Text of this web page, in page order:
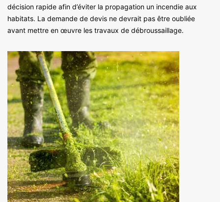
décision rapide afin d’éviter la propagation un incendie aux
habitats. La demande de devis ne devrait pas être oubliée
avant mettre en œuvre les travaux de débroussaillage.